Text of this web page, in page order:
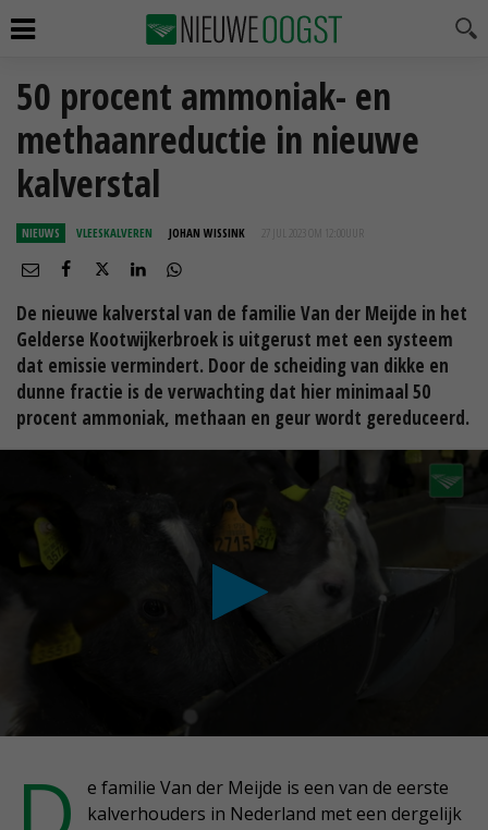
50 procent ammoniak- en
methaanreductie in nieuwe
kalverstal
NIEUWS VLEESKALVEREN JOHAN WISSINK 27 JUL 2023 OM 12:00
De nieuwe kalverstal van de familie Van der Meijde in het
Gelderse Kootwijkerbroek is uitgerust met een systeem
dat emissie vermindert. Door de scheiding van dikke en
dunne fractie is de verwachting dat hier minimaal 50
procent ammoniak, methaan en geur wordt gereduceerd.
e familie Van der Meijde is een van de eerste
kalverhouders in Nederland met een dergelijk